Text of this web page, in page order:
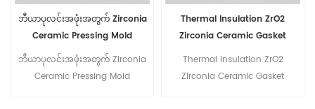
ဘီယာပုလင်းအဖုံးအတွက် Zirconia
Ceramic Pressing Mold
ဘီယာပုလင်းအဖုံးအတွက် Zirconia
Ceramic Pressing Mold
Thermal Insulation ZrO2
Zirconia Ceramic Gasket
Thermal Insulation ZrO2
Zirconia Ceramic Gasket